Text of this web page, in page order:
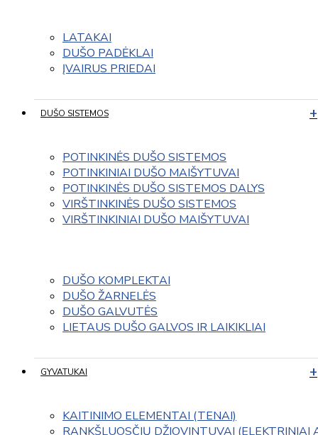
LATAKAI
DUŠO PADĖKLAI
ĮVAIRUS PRIEDAI
DUŠO SISTEMOS
POTINKINĖS DUŠO SISTEMOS
POTINKINIAI DUŠO MAIŠYTUVAI
POTINKINĖS DUŠO SISTEMOS DALYS
VIRŠTINKINĖS DUŠO SISTEMOS
VIRŠTINKINIAI DUŠO MAIŠYTUVAI
DUŠO KOMPLEKTAI
DUŠO ŽARNELĖS
DUŠO GALVUTĖS
LIETAUS DUŠO GALVOS IR LAIKIKLIAI
GYVATUKAI
KAITINIMO ELEMENTAI (TENAI)
RANKŠLUOSČIŲ DŽIOVINTUVAI (ELEKTRINIAI